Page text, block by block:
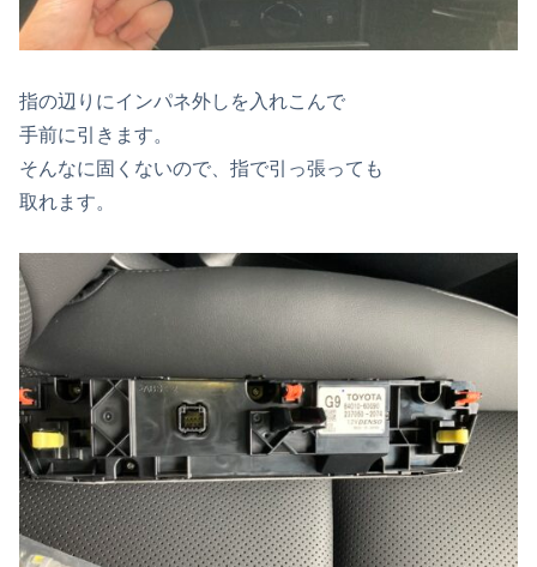
指の辺りにインパネ外しを入れこんで
手前に引きます。
そんなに固くないので、指で引っ張っても
取れます。